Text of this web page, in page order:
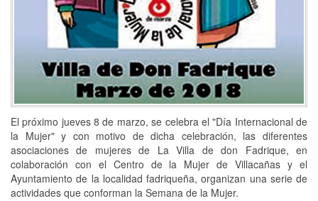
El próximo jueves 8 de marzo, se celebra el "Día Internacional de
la Mujer" y con motivo de dicha celebración, las diferentes
asociaciones de mujeres de La Villa de don Fadrique, en
colaboración con el Centro de la Mujer de Villacañas y el
Ayuntamiento de la localidad fadriqueña, organizan una serie de
actividades que conforman la Semana de la Mujer.